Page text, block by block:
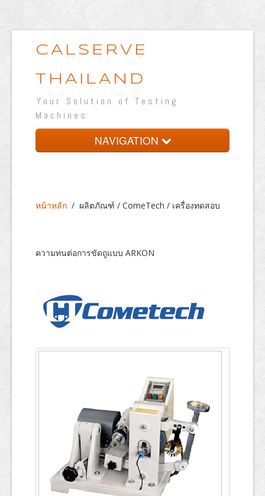
CALSERVE
THAILAND
Your Solution of Testing
Machines
NAVIGATION
ผลิตภัณฑ์
เวปแสดงผลงาน
English
หน้าหลัก / ผลิตภัณฑ์ / ComeTech / เครื่องทดสอบ
ความทนต่อการขัดถูแบบ ARKON